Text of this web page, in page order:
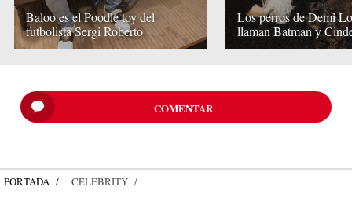
Baloo es el Poodle toy del
futbolista Sergi Roberto
Los perros de Demi
llaman Batman y
COMENTAR
PORTADA CELEBRITY